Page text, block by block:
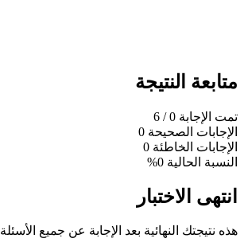
متابعة النتيجة
تمت الإجابة 0
/ 6
الإجابات الصحيحة 0
الإجابات الخاطئة 0
النسبة الحالية 0%
انتهى الاختبار
هذه نتيجتك النهائية بعد الإجابة عن جميع الأسئلة.